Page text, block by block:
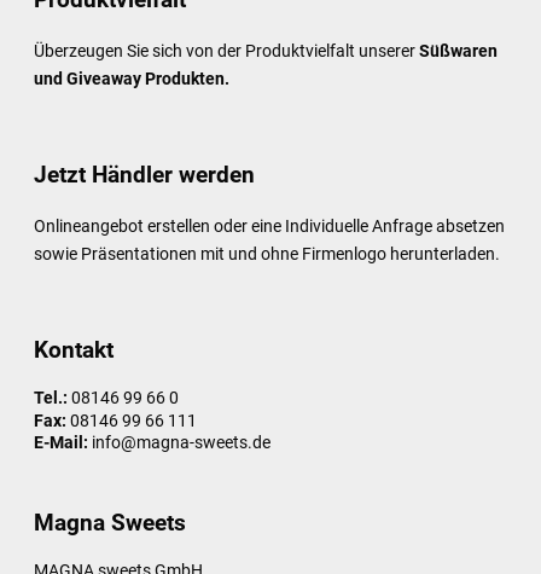
Überzeugen Sie sich von der Produktvielfalt unsererSüßwaren
und Giveaway Produkten.
Jetzt Händler werden
Onlineangebot erstellen oder eine Individuelle Anfrage absetzen
sowie Präsentationen mit und ohne Firmenlogo herunterladen.
Kontakt
Tel.: 08146 99 66 0
Fax: 08146 99 66 111
E-Mail: info@magna-sweets.de
Magna Sweets